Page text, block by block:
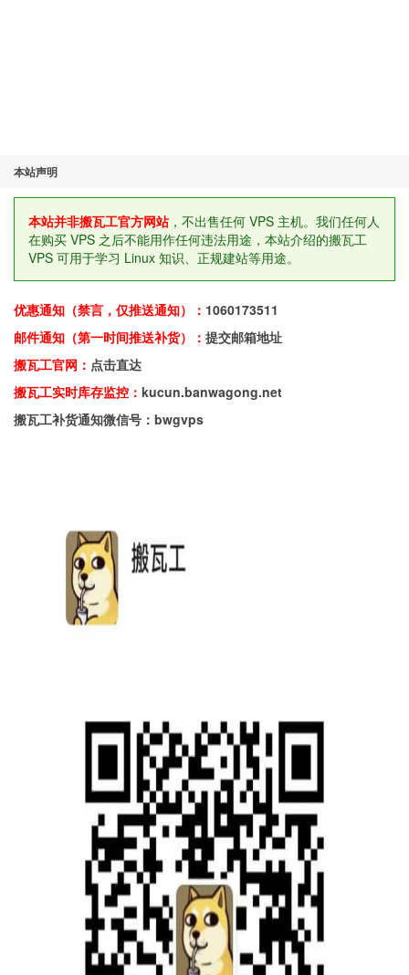
本站声明
本站并非搬瓦工官方网站，不出售任何 VPS 主机。我们任何人
在购买 VPS 之后不能用作任何违法用途，本站介绍的搬瓦工
VPS 可用于学习 Linux 知识、正规建站等用途。
优惠通知（禁言，仅推送通知）： 1060173511
邮件通知（第一时间推送补货）： 提交邮箱地址
搬瓦工官网： 点击直达
搬瓦工实时库存监控： kucun.banwagong.net
搬瓦工补货通知微信号：bwgvps